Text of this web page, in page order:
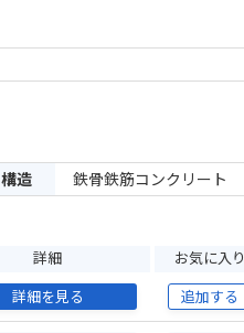
構造 鉄骨鉄筋コンクリート
詳細 お気に入り
詳細を見る 追加する